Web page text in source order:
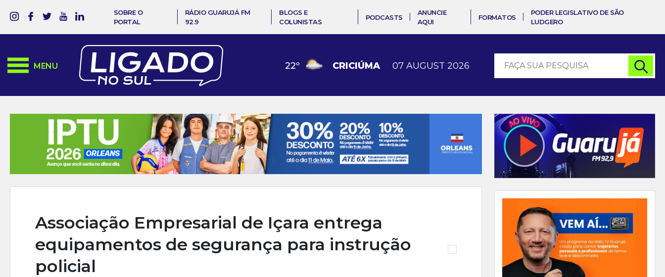
SOBRE O
PORTAL
RÁDIO GUARUJÁ FM
92.9
BLOGS E
COLUNISTAS
PODCASTS
ANUNCIE
AQUI
FORMATOS
PODER LEGISLATIVO DE SÃO
LUDGERO
MENU 22º CRICIÚMA 07 AUGUST 2026
Associação Empresarial de Içara entrega
equipamentos de segurança para instrução
policial